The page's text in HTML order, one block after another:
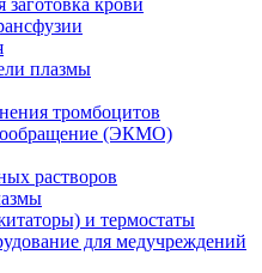
крови
плазмы
тромбоцитов
(ЭКМО)
растворов
и термостаты
для медучреждений